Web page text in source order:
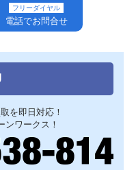
フリーダイヤル
電話でお問合せ
を即日対応！
ンワークス！